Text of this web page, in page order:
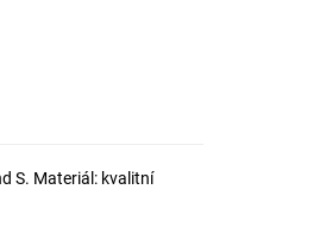
S. Materiál: kvalitní